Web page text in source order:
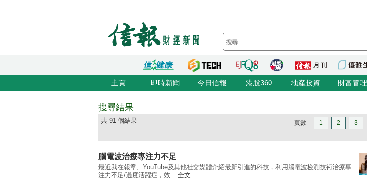
主頁 即時新聞 今日信報 港股360 地產投資 財富管理
搜尋結果
共 91 個結果 頁數： 1 2 3
腦電波治療專注力不足
最近我在報章、YouTube及其他社交媒體介紹最新引進的科技，利用腦電波檢測技術治療專
注力不足/過度活躍症，效 ...全文